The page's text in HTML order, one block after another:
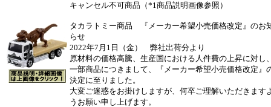
キャンセル不可商品（*1商品説明画像参照）
タカラトミー商品 『メーカー希望小売価格改定』のお
らせ
2022年7月1日（金） 弊社出荷分より
原材料の価格高騰、生産国における人件費の上昇に対し
一部商品につきまして、『メーカー希望小売価格改定』
決定に至りました。
大変ご迷惑をお掛けしますが、何卒ご理解いただきます
うお願い申し上げます。